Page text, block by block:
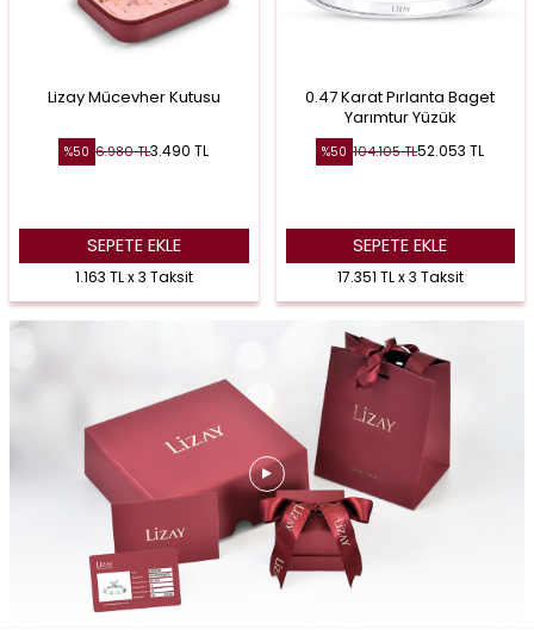
Lizay Mücevher Kutusu
%50 6.980TL3.490 TL
SEPETE EKLE
1.163 TL x 3 Taksit
0.47 Karat Pırlanta Baget
Yarımtur Yüzük
%50 104.105TL52.053 TL
SEPETE EKLE
17.351 TL x 3 Taksit